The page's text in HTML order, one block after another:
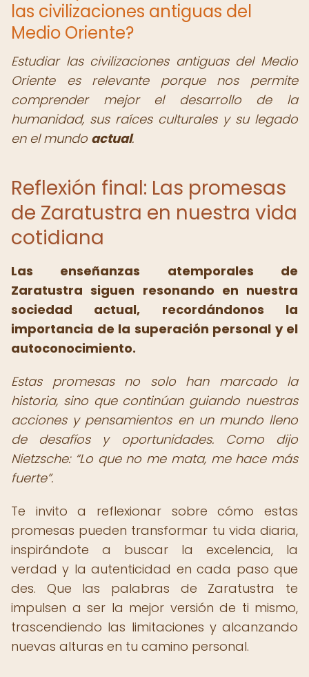
las civilizaciones antiguas del
Medio Oriente?
Estudiar las civilizaciones antiguas del Medio
Oriente es relevante porque nos permite
comprender mejor el desarrollo de la
humanidad, sus raíces culturales y su legado
en el mundo actual.
Reflexión final: Las promesas
de Zaratustra en nuestra vida
cotidiana
Las enseñanzas atemporales de
Zaratustra siguen resonando en nuestra
sociedad actual, recordándonos la
importancia de la superación personal y el
autoconocimiento.
Estas promesas no solo han marcado la
historia, sino que continúan guiando nuestras
acciones y pensamientos en un mundo lleno
de desafíos y oportunidades. Como dijo
Nietzsche: Lo que no me mata, me hace más
fuerte .
Te invito a reflexionar sobre cómo estas
promesas pueden transformar tu vida diaria,
inspirándote a buscar la excelencia, la
verdad y la autenticidad en cada paso que
des. Que las palabras de Zaratustra te
impulsen a ser la mejor versión de ti mismo,
trascendiendo las limitaciones y alcanzando
nuevas alturas en tu camino personal.